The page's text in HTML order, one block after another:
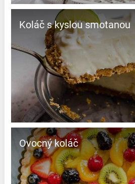
Koláč s kyslou smotanou
Ovocný koláč